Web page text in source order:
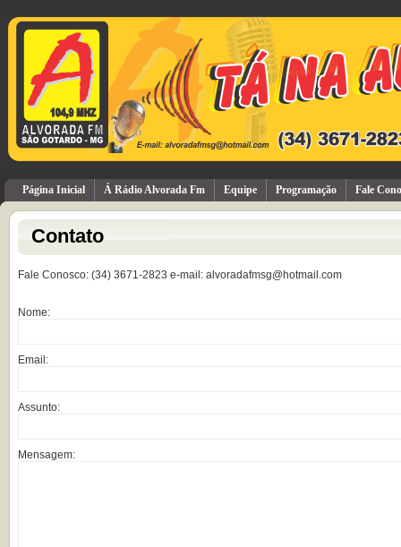
Página Inicial Á Rádio Alvorada Fm Equipe Programação Fale
Contato
Fale Conosco: (34) 3671-2823 e-mail: alvoradafmsg@hotmail.com
Nome:
Email:
Assunto:
Mensagem: